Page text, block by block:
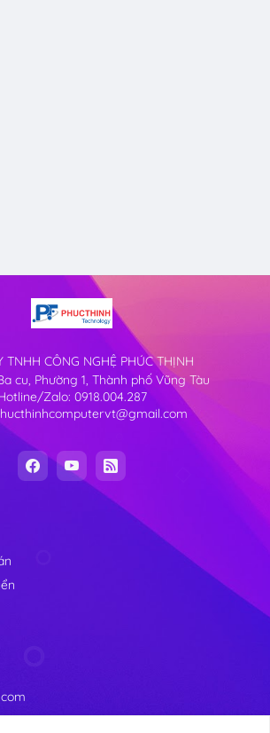
TNHH CÔNG NGHỆ PHÚC THỊNH
cu, Phường 1, Thành phố Vũng Tàu
Zalo: 0918.004.287